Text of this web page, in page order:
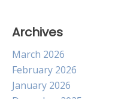
Archives
March 2026
February 2026
January 2026